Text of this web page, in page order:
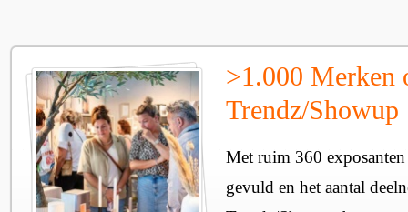
>1.000 Merken
Trendz/Showup
Met ruim 360
gevuld en het aantal